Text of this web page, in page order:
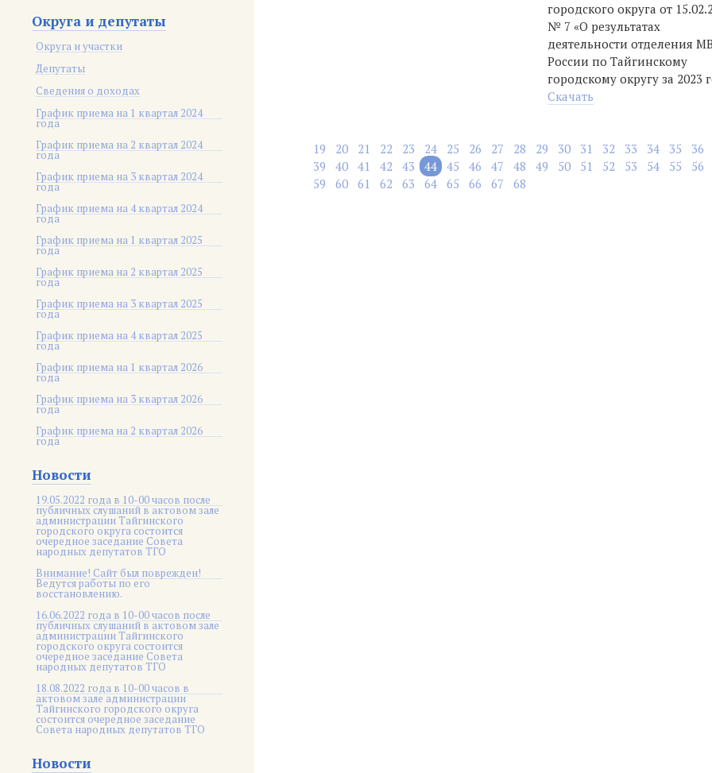
Округа и депутаты
Округа и участки
Депутаты
Сведения о доходах
График приема на 1 квартал 2024
года
График приема на 2 квартал 2024
года
График приема на 3 квартал 2024
года
График приема на 4 квартал 2024
года
График приема на 1 квартал 2025
года
График приема на 2 квартал 2025
года
График приема на 3 квартал 2025
года
График приема на 4 квартал 2025
года
График приема на 1 квартал 2026
года
График приема на 3 квартал 2026
года
График приема на 2 квартал 2026
года
Новости
19.05.2022 года в 10-00 часов после
публичных слушаний в актовом зале
администрации Тайгинского
городского округа состоится
очередное заседание Совета
народных депутатов ТГО
Внимание! Сайт был поврежден!
Ведутся работы по его
восстановлению.
16.06.2022 года в 10-00 часов после
публичных слушаний в актовом зале
администрации Тайгинского
городского округа состоится
очередное заседание Совета
народных депутатов ТГО
18.08.2022 года в 10-00 часов в
актовом зале администрации
Тайгинского городского округа
состоится очередное заседание
Совета народных депутатов ТГО
Новости
городского округа от
№ 7 «О результатах
деятельности отделения
России по Тайгинскому
городскому округу за 2023
Скачать
19 20 21 22 23 24 25 26 27 28 29 30 31 32 33 34 35 36
39
40 41 42 43 44 45 46 47 48 49 50 51 52 53 54 55 56
59
60 61 62 63 64 65 66 67 68